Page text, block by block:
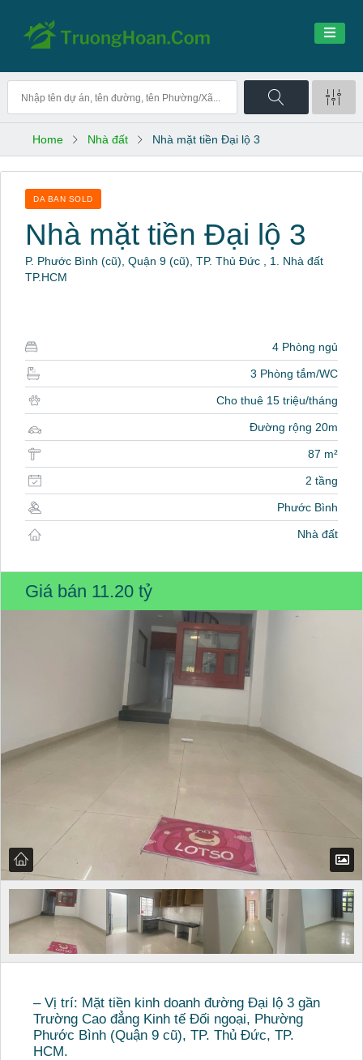
Home Nhà đất Nhà mặt tiền Đại lộ 3
DA BAN SOLD
Nhà mặt tiền Đại lộ 3
P. Phước Bình (cũ), Quận 9 (cũ), TP. Thủ Đức , 1. Nhà đất
TP.HCM
4 Phòng ngủ
3 Phòng tắm/WC
Cho thuê 15 triệu/tháng
Đường rộng 20m
87 m²
2 tầng
Phước Bình
Nhà đất
Giá bán 11.20 tỷ
– Vị trí: Mặt tiền kinh doanh đường Đại lộ 3 gần
Trường Cao đẳng Kinh tế Đối ngoại, Phường
Phước Bình (Quận 9 cũ), TP. Thủ Đức, TP.
HCM.